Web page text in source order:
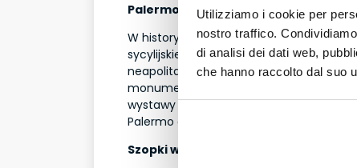
Utilizziamo i cookie per
nostro traffico.
di analisi dei dati web,
che hanno raccolto dal suo
Palermo – Szopki w Cassaro
W historycznym centrum, między
sycylijskie szopki z XVIII w. w
neapolitańskie szopki odrestaurowane
monumentalne szopki w Kościele Jezusa i
wystawy w historycznych pałacach,
Palermo oferuje także szopki
Szopki w Katedrze w Palermo